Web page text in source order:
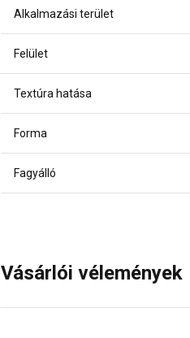
Alkalmazási terület
Felület
Textúra hatása
Forma
Fagyálló
Vásárlói vélemények